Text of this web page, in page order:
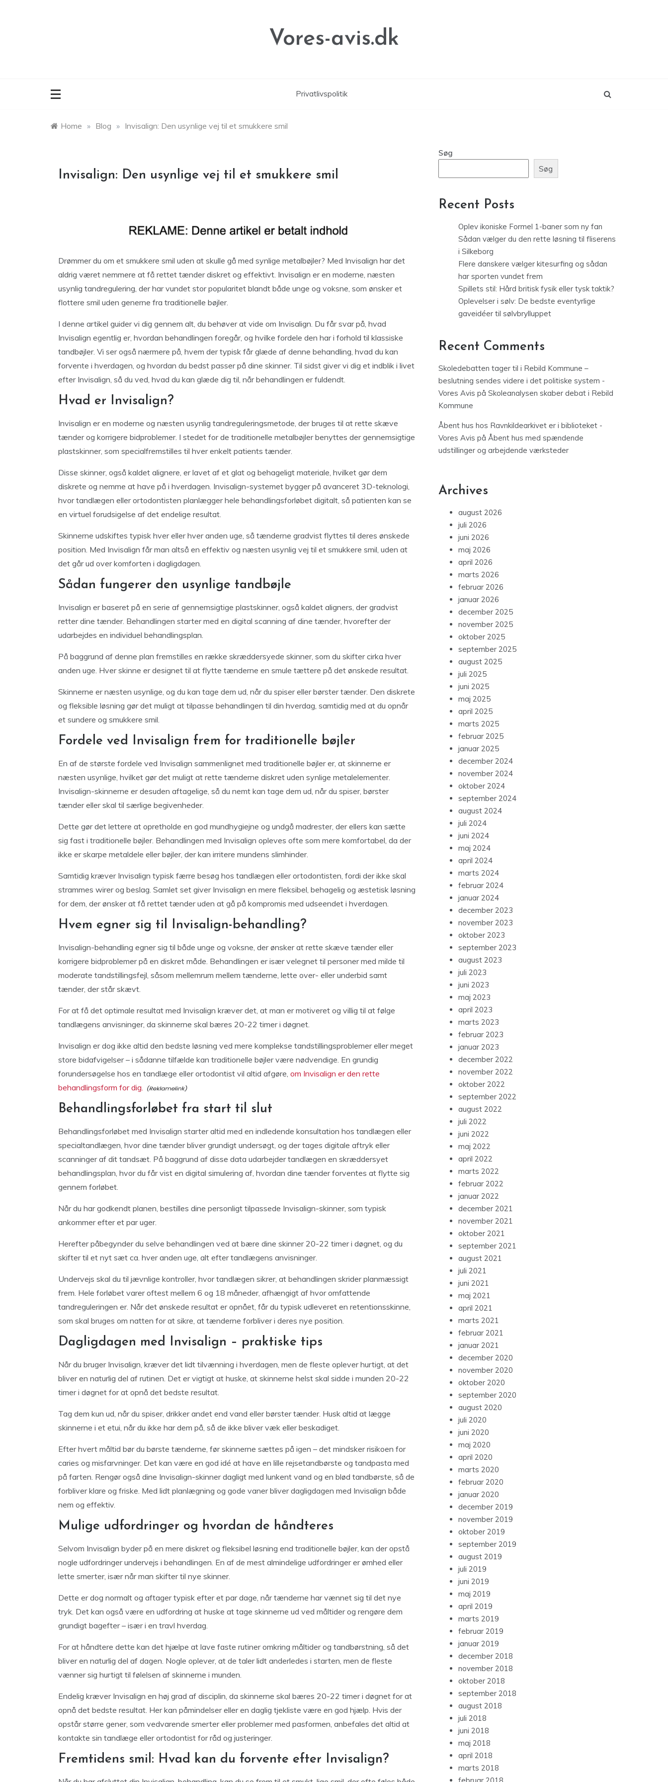
Vores-avis.dk
Privatlivspolitik
Home » Blog » Invisalign: Den usynlige vej til et smukkere smil
Invisalign: Den usynlige vej til et smukkere smil
Drømmer du om et smukkere smil uden at skulle gå med synlige metalbøjler? Med Invisalign har det
aldrig været nemmere at få rettet tænder diskret og effektivt. Invisalign er en moderne, næsten
usynlig tandregulering, der har vundet stor popularitet blandt både unge og voksne, som ønsker et
flottere smil uden generne fra traditionelle bøjler.
I denne artikel guider vi dig gennem alt, du behøver at vide om Invisalign. Du får svar på, hvad
Invisalign egentlig er, hvordan behandlingen foregår, og hvilke fordele den har i forhold til klassiske
tandbøjler. Vi ser også nærmere på, hvem der typisk får glæde af denne behandling, hvad du kan
forvente i hverdagen, og hvordan du bedst passer på dine skinner. Til sidst giver vi dig et indblik i livet
efter Invisalign, så du ved, hvad du kan glæde dig til, når behandlingen er fuldendt.
Hvad er Invisalign?
Invisalign er en moderne og næsten usynlig tandreguleringsmetode, der bruges til at rette skæve
tænder og korrigere bidproblemer. I stedet for de traditionelle metalbøjler benyttes der gennemsigtige
plastskinner, som specialfremstilles til hver enkelt patients tænder.
Disse skinner, også kaldet alignere, er lavet af et glat og behageligt materiale, hvilket gør dem
diskrete og nemme at have på i hverdagen. Invisalign-systemet bygger på avanceret 3D-teknologi,
hvor tandlægen eller ortodontisten planlægger hele behandlingsforløbet digitalt, så patienten kan se
en virtuel forudsigelse af det endelige resultat.
Skinnerne udskiftes typisk hver eller hver anden uge, så tænderne gradvist flyttes til deres ønskede
position. Med Invisalign får man altså en effektiv og næsten usynlig vej til et smukkere smil, uden at
det går ud over komforten i dagligdagen.
Sådan fungerer den usynlige tandbøjle
Invisalign er baseret på en serie af gennemsigtige plastskinner, også kaldet aligners, der gradvist
retter dine tænder. Behandlingen starter med en digital scanning af dine tænder, hvorefter der
udarbejdes en individuel behandlingsplan.
På baggrund af denne plan fremstilles en række skræddersyede skinner, som du skifter cirka hver
anden uge. Hver skinne er designet til at flytte tænderne en smule tættere på det ønskede resultat.
Skinnerne er næsten usynlige, og du kan tage dem ud, når du spiser eller børster tænder. Den diskrete
og fleksible løsning gør det muligt at tilpasse behandlingen til din hverdag, samtidig med at du opnår
et sundere og smukkere smil.
Fordele ved Invisalign frem for traditionelle bøjler
En af de største fordele ved Invisalign sammenlignet med traditionelle bøjler er, at skinnerne er
næsten usynlige, hvilket gør det muligt at rette tænderne diskret uden synlige metalelementer.
Invisalign-skinnerne er desuden aftagelige, så du nemt kan tage dem ud, når du spiser, børster
tænder eller skal til særlige begivenheder.
Dette gør det lettere at opretholde en god mundhygiejne og undgå madrester, der ellers kan sætte
sig fast i traditionelle bøjler. Behandlingen med Invisalign opleves ofte som mere komfortabel, da der
ikke er skarpe metaldele eller bøjler, der kan irritere mundens slimhinder.
Samtidig kræver Invisalign typisk færre besøg hos tandlægen eller ortodontisten, fordi der ikke skal
strammes wirer og beslag. Samlet set giver Invisalign en mere fleksibel, behagelig og æstetisk løsning
for dem, der ønsker at få rettet tænder uden at gå på kompromis med udseendet i hverdagen.
Hvem egner sig til Invisalign-behandling?
Invisalign-behandling egner sig til både unge og voksne, der ønsker at rette skæve tænder eller
korrigere bidproblemer på en diskret måde. Behandlingen er især velegnet til personer med milde til
moderate tandstillingsfejl, såsom mellemrum mellem tænderne, lette over- eller underbid samt
tænder, der står skævt.
For at få det optimale resultat med Invisalign kræver det, at man er motiveret og villig til at følge
tandlægens anvisninger, da skinnerne skal bæres 20-22 timer i døgnet.
Invisalign er dog ikke altid den bedste løsning ved mere komplekse tandstillingsproblemer eller meget
store bidafvigelser – i sådanne tilfælde kan traditionelle bøjler være nødvendige. En grundig
forundersøgelse hos en tandlæge eller ortodontist vil altid afgøre, om Invisalign er den rette
behandlingsform for dig.
Behandlingsforløbet fra start til slut
Behandlingsforløbet med Invisalign starter altid med en indledende konsultation hos tandlægen eller
specialtandlægen, hvor dine tænder bliver grundigt undersøgt, og der tages digitale aftryk eller
scanninger af dit tandsæt. På baggrund af disse data udarbejder tandlægen en skræddersyet
behandlingsplan, hvor du får vist en digital simulering af, hvordan dine tænder forventes at flytte sig
gennem forløbet.
Når du har godkendt planen, bestilles dine personligt tilpassede Invisalign-skinner, som typisk
ankommer efter et par uger.
Herefter påbegynder du selve behandlingen ved at bære dine skinner 20-22 timer i døgnet, og du
skifter til et nyt sæt ca. hver anden uge, alt efter tandlægens anvisninger.
Undervejs skal du til jævnlige kontroller, hvor tandlægen sikrer, at behandlingen skrider planmæssigt
frem. Hele forløbet varer oftest mellem 6 og 18 måneder, afhængigt af hvor omfattende
tandreguleringen er. Når det ønskede resultat er opnået, får du typisk udleveret en retentionsskinne,
som skal bruges om natten for at sikre, at tænderne forbliver i deres nye position.
Dagligdagen med Invisalign – praktiske tips
Når du bruger Invisalign, kræver det lidt tilvænning i hverdagen, men de fleste oplever hurtigt, at det
bliver en naturlig del af rutinen. Det er vigtigt at huske, at skinnerne helst skal sidde i munden 20-22
timer i døgnet for at opnå det bedste resultat.
Tag dem kun ud, når du spiser, drikker andet end vand eller børster tænder. Husk altid at lægge
skinnerne i et etui, når du ikke har dem på, så de ikke bliver væk eller beskadiget.
Efter hvert måltid bør du børste tænderne, før skinnerne sættes på igen – det mindsker risikoen for
caries og misfarvninger. Det kan være en god idé at have en lille rejsetandbørste og tandpasta med
på farten. Rengør også dine Invisalign-skinner dagligt med lunkent vand og en blød tandbørste, så de
forbliver klare og friske. Med lidt planlægning og gode vaner bliver dagligdagen med Invisalign både
nem og effektiv.
Mulige udfordringer og hvordan de håndteres
Selvom Invisalign byder på en mere diskret og fleksibel løsning end traditionelle bøjler, kan der opstå
nogle udfordringer undervejs i behandlingen. En af de mest almindelige udfordringer er ømhed eller
lette smerter, især når man skifter til nye skinner.
Dette er dog normalt og aftager typisk efter et par dage, når tænderne har vænnet sig til det nye
tryk. Det kan også være en udfordring at huske at tage skinnerne ud ved måltider og rengøre dem
grundigt bagefter – især i en travl hverdag.
For at håndtere dette kan det hjælpe at lave faste rutiner omkring måltider og tandbørstning, så det
bliver en naturlig del af dagen. Nogle oplever, at de taler lidt anderledes i starten, men de fleste
vænner sig hurtigt til følelsen af skinnerne i munden.
Endelig kræver Invisalign en høj grad af disciplin, da skinnerne skal bæres 20-22 timer i døgnet for at
opnå det bedste resultat. Her kan påmindelser eller en daglig tjekliste være en god hjælp. Hvis der
opstår større gener, som vedvarende smerter eller problemer med pasformen, anbefales det altid at
kontakte sin tandlæge eller ortodontist for råd og justeringer.
Fremtidens smil: Hvad kan du forvente efter Invisalign?
Søg
Søg
Recent Posts
Oplev ikoniske Formel 1-baner som ny fan
Sådan vælger du den rette løsning til fliserens
i Silkeborg
Flere danskere vælger kitesurfing og sådan
har sporten vundet frem
Spillets stil: Hård britisk fysik eller tysk taktik?
Oplevelser i sølv: De bedste eventyrlige
gaveidéer til sølvbrylluppet
Recent Comments
Skoledebatten tager til i Rebild Kommune –
beslutning sendes videre i det politiske system -
Vores Avis på Skoleanalysen skaber debat i Rebild
Kommune
Åbent hus hos Ravnkildearkivet er i biblioteket -
Vores Avis på Åbent hus med spændende
udstillinger og arbejdende værksteder
Archives
august 2026
juli 2026
juni 2026
maj 2026
april 2026
marts 2026
februar 2026
januar 2026
december 2025
november 2025
oktober 2025
september 2025
august 2025
juli 2025
juni 2025
maj 2025
april 2025
marts 2025
februar 2025
januar 2025
december 2024
november 2024
oktober 2024
september 2024
august 2024
juli 2024
juni 2024
maj 2024
april 2024
marts 2024
februar 2024
januar 2024
december 2023
november 2023
oktober 2023
september 2023
august 2023
juli 2023
juni 2023
maj 2023
april 2023
marts 2023
februar 2023
januar 2023
december 2022
november 2022
oktober 2022
september 2022
august 2022
juli 2022
juni 2022
maj 2022
april 2022
marts 2022
februar 2022
januar 2022
december 2021
november 2021
oktober 2021
september 2021
august 2021
juli 2021
juni 2021
maj 2021
april 2021
marts 2021
februar 2021
januar 2021
december 2020
november 2020
oktober 2020
september 2020
august 2020
juli 2020
juni 2020
maj 2020
april 2020
marts 2020
februar 2020
januar 2020
december 2019
november 2019
oktober 2019
september 2019
august 2019
juli 2019
juni 2019
maj 2019
april 2019
marts 2019
februar 2019
januar 2019
december 2018
november 2018
oktober 2018
september 2018
august 2018
juli 2018
juni 2018
maj 2018
april 2018
marts 2018